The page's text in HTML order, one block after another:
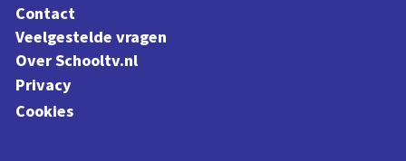
Contact
Veelgestelde vragen
Over Schooltv.nl
Privacy
Cookies